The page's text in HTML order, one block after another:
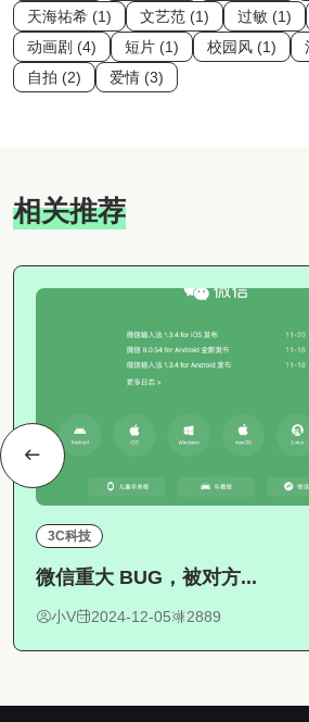
天海祐希 (1)
文艺范 (1) 过敏 (1)
动画剧 (4)
短片 (1) 校园风 (1)
自拍 (2)
爱情 (3)
相关推荐
3C科技
微信重大 BUG，被对方...
小V 2024-12-05 2889